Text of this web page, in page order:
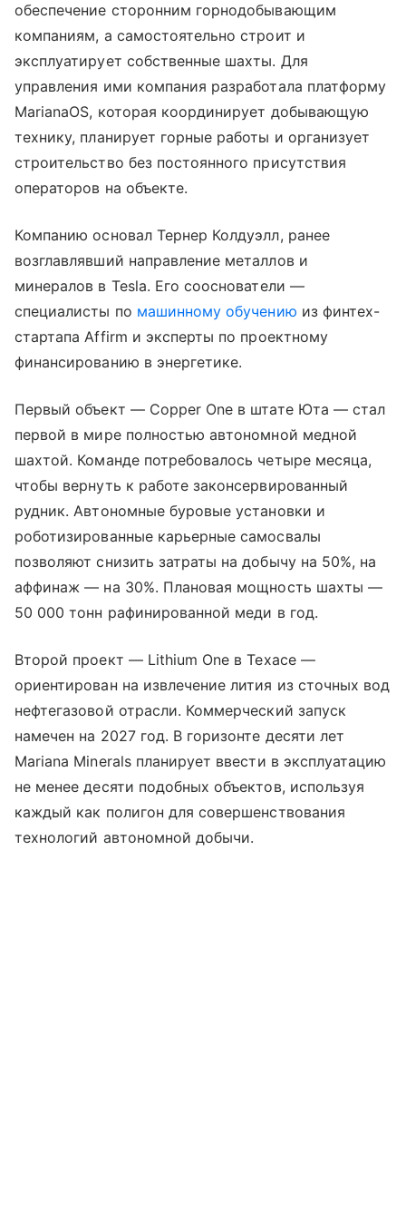
обеспечение сторонним горнодобывающим
компаниям, а самостоятельно строит и
эксплуатирует собственные шахты. Для
управления ими компания разработала платформу
MarianaOS, которая координирует добывающую
технику, планирует горные работы и организует
строительство без постоянного присутствия
операторов на объекте.
Компанию основал Тернер Колдуэлл, ранее
возглавлявший направление металлов и
минералов в Tesla. Его сооснователи —
специалисты по машинному обучению из финтех-
стартапа Affirm и эксперты по проектному
финансированию в энергетике.
Первый объект — Copper One в штате Юта — стал
первой в мире полностью автономной медной
шахтой. Команде потребовалось четыре месяца,
чтобы вернуть к работе законсервированный
рудник. Автономные буровые установки и
роботизированные карьерные самосвалы
позволяют снизить затраты на добычу на 50%, на
аффинаж — на 30%. Плановая мощность шахты —
50 000 тонн рафинированной меди в год.
Второй проект — Lithium One в Техасе —
ориентирован на извлечение лития из сточных вод
нефтегазовой отрасли. Коммерческий запуск
намечен на 2027 год. В горизонте десяти лет
Mariana Minerals планирует ввести в эксплуатацию
не менее десяти подобных объектов, используя
каждый как полигон для совершенствования
технологий автономной добычи.